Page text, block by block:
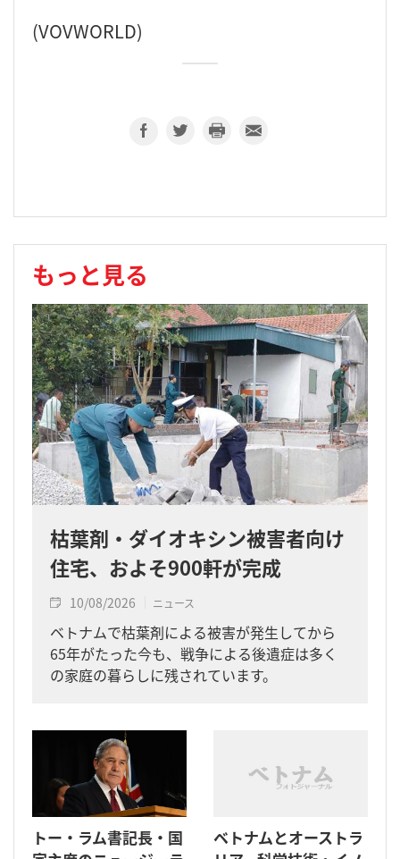
(VOVWORLD)
もっと見る
枯葉剤・ダイオキシン被害者向け
住宅、およそ900軒が完成
10/08/2026 ニュース
ベトナムで枯葉剤による被害が発生してから
65年がたった今も、戦争による後遺症は多く
の家庭の暮らしに残されています。
トー・ラム書記長・国
ベトナムとオーストラ